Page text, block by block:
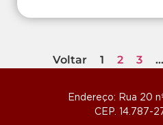
Voltar 1 2 3 …
Endereço: Rua 20
CEP. 14.787-